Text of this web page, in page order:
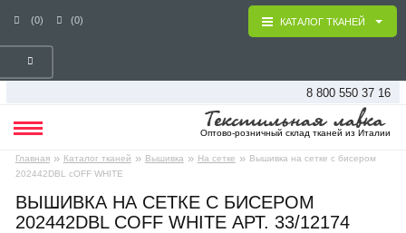
(0) (0)
8 800 550 37 16
Оптово-розничный склад тканей из Италии
Главная » Каталог тканей » Вышивка » На сетке » Вышивка на сетке с бисером
202442DBL cOFF WHITE
КАТАЛОГ ТКАНЕЙ
ВЫШИВКА НА СЕТКЕ С БИСЕРОМ
202442DBL COFF WHITE АРТ. 33/12174